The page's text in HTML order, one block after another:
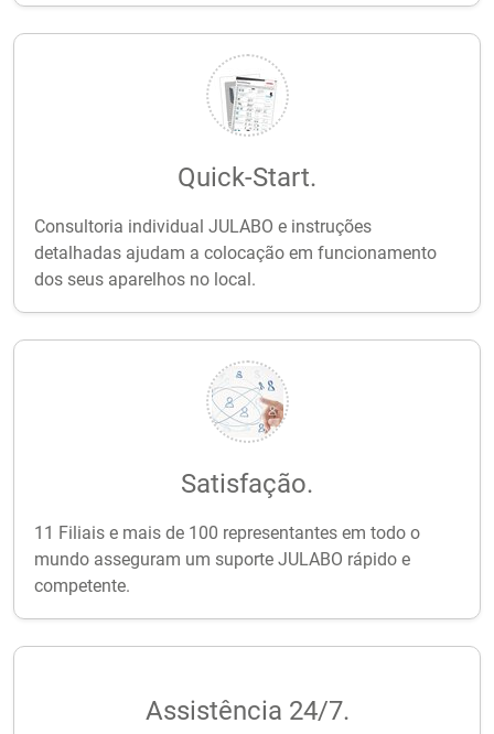
Quick-Start.
Consultoria individual JULABO e instruções
detalhadas ajudam a colocação em funcionamento
dos seus aparelhos no local.
Satisfação.
11 Filiais e mais de 100 representantes em todo o
mundo asseguram um suporte JULABO rápido e
competente.
Assistência 24/7.